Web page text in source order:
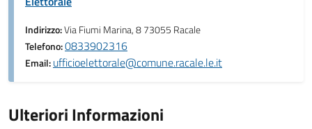
Indirizzo:Via Fiumi Marina, 8 73055 Racale
Telefono:0833902316
Email:ufficioelettorale@comune.racale.le.it
Ulteriori Informazioni